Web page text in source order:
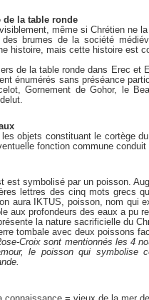
de la table ronde
même si Chrétien ne
brumes de la société
histoire, mais cette histoire est
de la table ronde dans Erec et
énumérés sans préséance
Gornement de Gohor, le
objets constituant le cortège
fonction commune
est symbolisé par un poisson.
lettres des cinq mots grecs
aura IKTUS, poisson, nom qui
aux profondeurs des eaux a pu
la nature sacrificielle du
tombale avec deux poissons
Croix sont mentionnés les 4
le poisson qui symbolise